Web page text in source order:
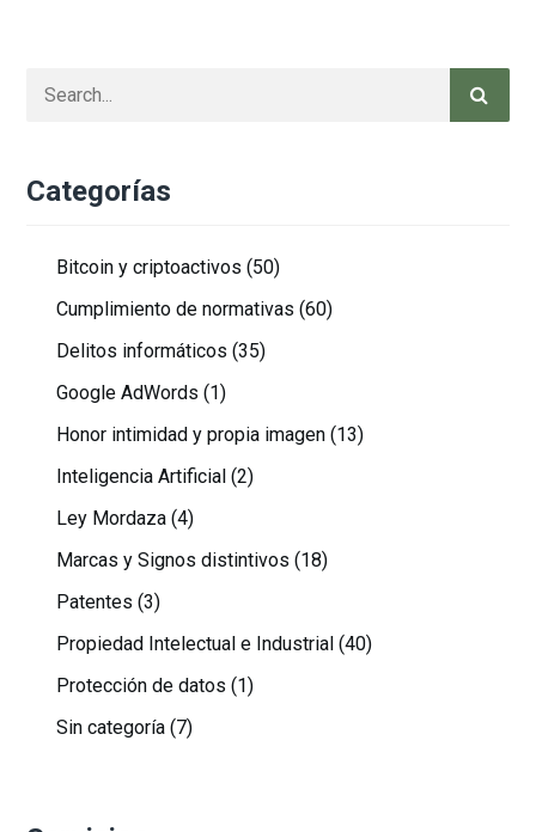
Categorías
Bitcoin y criptoactivos (50)
Cumplimiento de normativas (60)
Delitos informáticos (35)
Google AdWords (1)
Honor intimidad y propia imagen (13)
Inteligencia Artificial (2)
Ley Mordaza (4)
Marcas y Signos distintivos (18)
Patentes (3)
Propiedad Intelectual e Industrial (40)
Protección de datos (1)
Sin categoría (7)